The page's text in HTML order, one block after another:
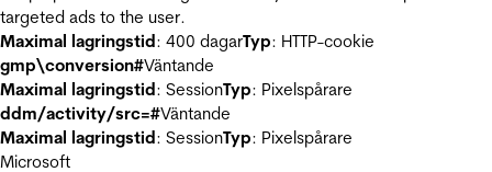
targeted ads to the user.
Maximal lagringstid: 400 dagarTyp: HTTP-cookie
gmp\conversion#Väntande
Maximal lagringstid: SessionTyp: Pixelspårare
ddm/activity/src=#Väntande
Maximal lagringstid: SessionTyp: Pixelspårare
Microsoft